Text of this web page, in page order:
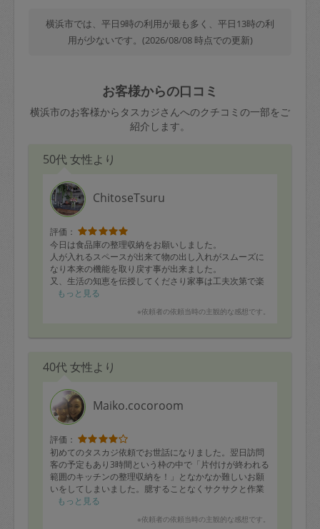
横浜市では、平日9時の利用が最も多く、平日13時の利
用が少ないです。(2026/08/08 時点での更新)
お客様からの口コミ
横浜市のお客様からタスカジさんへのクチコミの一部をご
紹介します。
50代 女性より
ChitoseTsuru
評価：
今日は食品庫の整理収納をお願いしました。
人が入れるスペースが出来て物の出し入れがスムーズに
なり本来の機能を取り戻す事が出来ました。
又、生活の知恵を伝授してくださり家事は工夫次第で楽
になり楽しくもなるなと実感しております。
もっと見る
※依頼者の依頼当時の主観的な感想です。
40代 女性より
Maiko.cocoroom
評価：
初めてのタスカジ依頼でお世話になりました。翌日訪問
客の予定もあり3時間という枠の中で「片付けが終われる
範囲のキッチンの整理収納を！」となかなか難しいお願
いをしてしまいました。臆することなくサクサクと作業
を進め、何も分からない私に時々考え方や収納の知恵を
法をカタチにして下さって目から鱗でした！
もっと見る
※依頼者の依頼当時の主観的な感想です。